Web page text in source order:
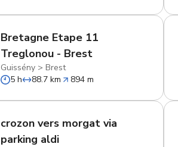
Bretagne Etape 11
Treglonou - Brest
Guissény> Brest
5 h
88.7 km 894 m
crozon vers morgat via
parking aldi